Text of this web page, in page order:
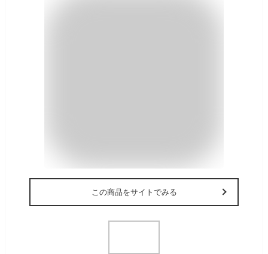
この商品をサイトでみる